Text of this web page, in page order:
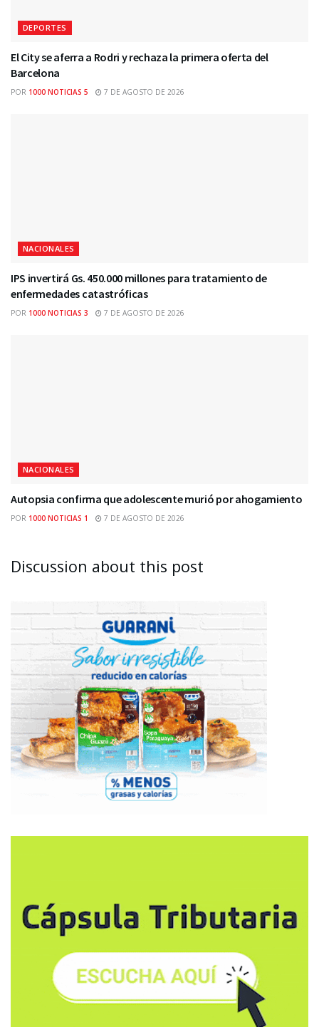
DEPORTES
El City se aferra a Rodri y rechaza la primera oferta del
Barcelona
POR 1000 NOTICIAS 5 7 DE AGOSTO DE 2026
NACIONALES
IPS invertirá Gs. 450.000 millones para tratamiento de
enfermedades catastróficas
POR 1000 NOTICIAS 3 7 DE AGOSTO DE 2026
NACIONALES
Autopsia confirma que adolescente murió por ahogamiento
POR 1000 NOTICIAS 1 7 DE AGOSTO DE 2026
Discussion about this post